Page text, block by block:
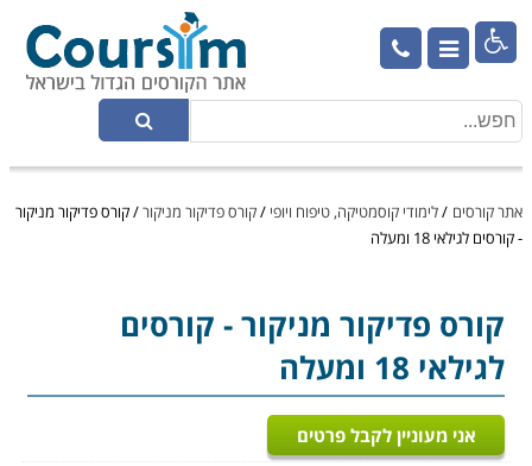

אתר קורסים /לימודי קוסמטיקה, טיפוח ויופי /קורס פדיקור מניקור/קורס פדיקור מניקור
- קורסים לגילאי 18 ומעלה
קורס פדיקור מניקור- קורסים
לגילאי 18 ומעלה
אני מעוניין לקבל פרטים